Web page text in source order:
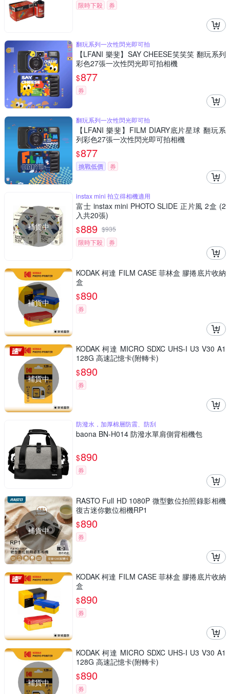
限時下殺
券
翻玩系列一次性閃光即可拍
【LFANI 樂斐】SAY CHEESE笑笑笑 翻玩系列
彩色27張一次性閃光即可拍相機
$877
券
翻玩系列一次性閃光即可拍
【LFANI 樂斐】FILM DIARY底片星球 翻玩系
列彩色27張一次性閃光即可拍相機
$877
挑戰低價 券
補貨中
instax mini 拍立得相機適用
富士 instax mini PHOTO SLIDE 正片風 2盒 (2
入共20張)
$889 $935
限時下殺
券
補貨中
KODAK 柯達 FILM CASE 菲林盒 膠捲底片收納
盒
$890
券
補貨中
KODAK 柯達 MICRO SDXC UHS-I U3 V30 A1
128G 高速記憶卡(附轉卡)
$890
券
防潑水，加厚棉層防震、防刮
baona BN-H014 防潑水單肩側背相機包
$890
券
補貨中
RASTO Full HD 1080P 微型數位拍照錄影相機
復古迷你數位相機RP1
$890
券
KODAK 柯達 FILM CASE 菲林盒 膠捲底片收納
盒
$890
券
補貨中
KODAK 柯達 MICRO SDXC UHS-I U3 V30 A1
128G 高速記憶卡(附轉卡)
$890
券